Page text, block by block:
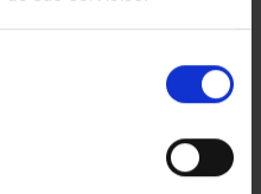
PICASSO (2023) OUNCE